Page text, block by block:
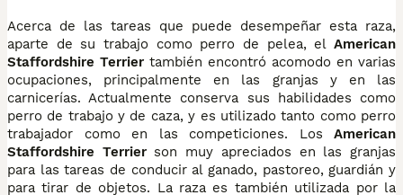
Acerca de las tareas que puede desempeñar esta raza,
aparte de su trabajo como perro de pelea, el American
Staffordshire Terrier también encontró acomodo en varias
ocupaciones, principalmente en las granjas y en las
carnicerías. Actualmente conserva sus habilidades como
perro de trabajo y de caza, y es utilizado tanto como perro
trabajador como en las competiciones. Los American
Staffordshire Terrierson muy apreciados en las granjas
para las tareas de conducir al ganado, pastoreo, guardián y
para tirar de objetos. La raza es también utilizada por la